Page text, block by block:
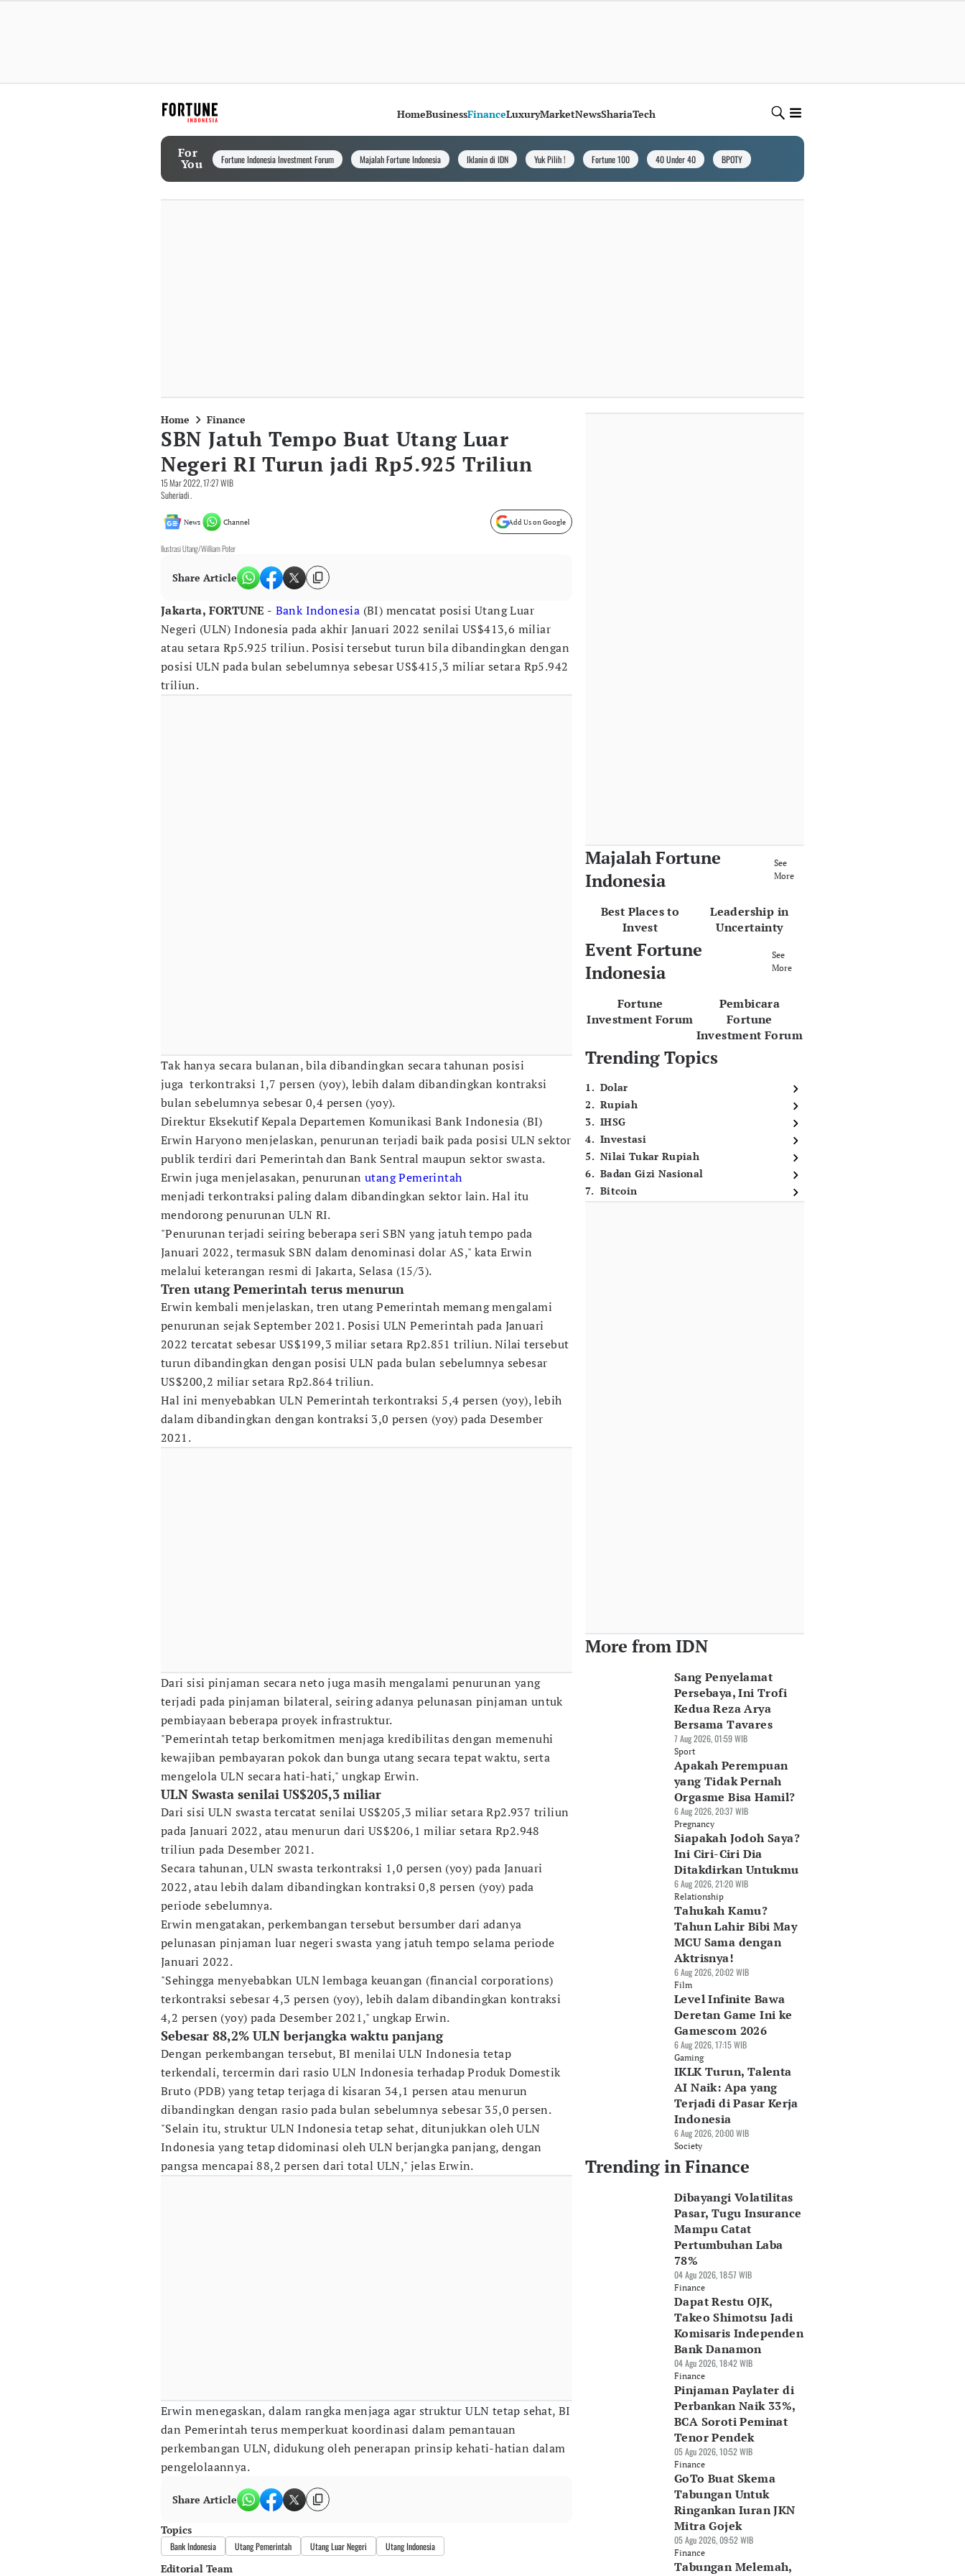
HomeBusinessFinanceLuxuryMarketNewsShariaTech
For
You Fortune Indonesia Investment Forum Majalah Fortune Indonesia Iklanin di IDN Yuk Pilih ! Fortune 100 40 Under 40 BPOTY
Home Finance
SBN Jatuh Tempo Buat Utang Luar
Negeri RI Turun jadi Rp5.925 Triliun
15 Mar 2022, 17:27 WIB
Suheriadi .
News Channel Add Us on Google
Ilustrasi Utang/William Poter
Share Article
Jakarta, FORTUNE - Bank Indonesia (BI) mencatat posisi Utang Luar
Negeri (ULN) Indonesia pada akhir Januari 2022 senilai US$413,6 miliar
atau setara Rp5.925 triliun. Posisi tersebut turun bila dibandingkan dengan
posisi ULN pada bulan sebelumnya sebesar US$415,3 miliar setara Rp5.942
triliun.
Tak hanya secara bulanan, bila dibandingkan secara tahunan posisi
juga terkontraksi 1,7 persen (yoy), lebih dalam dibandingkan kontraksi
bulan sebelumnya sebesar 0,4 persen (yoy).
Direktur Eksekutif Kepala Departemen Komunikasi Bank Indonesia (BI)
Erwin Haryono menjelaskan, penurunan terjadi baik pada posisi ULN sektor
publik terdiri dari Pemerintah dan Bank Sentral maupun sektor swasta.
Erwin juga menjelasakan, penurunan utang Pemerintah
menjadi terkontraksi paling dalam dibandingkan sektor lain. Hal itu
mendorong penurunan ULN RI.
"Penurunan terjadi seiring beberapa seri SBN yang jatuh tempo pada
Januari 2022, termasuk SBN dalam denominasi dolar AS," kata Erwin
melalui keterangan resmi di Jakarta, Selasa (15/3).
Tren utang Pemerintah terus menurun
Erwin kembali menjelaskan, tren utang Pemerintah memang mengalami
penurunan sejak September 2021. Posisi ULN Pemerintah pada Januari
2022 tercatat sebesar US$199,3 miliar setara Rp2.851 triliun. Nilai tersebut
turun dibandingkan dengan posisi ULN pada bulan sebelumnya sebesar
US$200,2 miliar setara Rp2.864 triliun.
Hal ini menyebabkan ULN Pemerintah terkontraksi 5,4 persen (yoy), lebih
dalam dibandingkan dengan kontraksi 3,0 persen (yoy) pada Desember
2021.
Dari sisi pinjaman secara neto juga masih mengalami penurunan yang
terjadi pada pinjaman bilateral, seiring adanya pelunasan pinjaman untuk
pembiayaan beberapa proyek infrastruktur.
"Pemerintah tetap berkomitmen menjaga kredibilitas dengan memenuhi
kewajiban pembayaran pokok dan bunga utang secara tepat waktu, serta
mengelola ULN secara hati-hati," ungkap Erwin.
ULN Swasta senilai US$205,3 miliar
Dari sisi ULN swasta tercatat senilai US$205,3 miliar setara Rp2.937 triliun
pada Januari 2022, atau menurun dari US$206,1 miliar setara Rp2.948
triliun pada Desember 2021.
Secara tahunan, ULN swasta terkontraksi 1,0 persen (yoy) pada Januari
2022, atau lebih dalam dibandingkan kontraksi 0,8 persen (yoy) pada
periode sebelumnya.
Erwin mengatakan, perkembangan tersebut bersumber dari adanya
pelunasan pinjaman luar negeri swasta yang jatuh tempo selama periode
Januari 2022.
"Sehingga menyebabkan ULN lembaga keuangan (financial corporations)
terkontraksi sebesar 4,3 persen (yoy), lebih dalam dibandingkan kontraksi
4,2 persen (yoy) pada Desember 2021," ungkap Erwin.
Sebesar 88,2% ULN berjangka waktu panjang
Dengan perkembangan tersebut, BI menilai ULN Indonesia tetap
terkendali, tercermin dari rasio ULN Indonesia terhadap Produk Domestik
Bruto (PDB) yang tetap terjaga di kisaran 34,1 persen atau menurun
dibandingkan dengan rasio pada bulan sebelumnya sebesar 35,0 persen.
"Selain itu, struktur ULN Indonesia tetap sehat, ditunjukkan oleh ULN
Indonesia yang tetap didominasi oleh ULN berjangka panjang, dengan
pangsa mencapai 88,2 persen dari total ULN," jelas Erwin.
Erwin menegaskan, dalam rangka menjaga agar struktur ULN tetap sehat, BI
dan Pemerintah terus memperkuat koordinasi dalam pemantauan
perkembangan ULN, didukung oleh penerapan prinsip kehati-hatian dalam
pengelolaannya.
Share Article
Topics
Bank Indonesia Utang Pemerintah Utang Luar Negeri Utang Indonesia
Editorial Team
Majalah Fortune
Indonesia
See
More
Best Places to
Invest
Leadership in
Uncertainty
Event Fortune
Indonesia
See
More
Fortune
Investment Forum
Pembicara
Fortune
Investment Forum
Trending Topics
1. Dolar
2. Rupiah
3. IHSG
4. Investasi
5. Nilai Tukar Rupiah
6. Badan Gizi Nasional
7. Bitcoin
More from IDN
Sang Penyelamat
Persebaya, Ini Trofi
Kedua Reza Arya
Bersama Tavares
7 Aug 2026, 01:59 WIB
Sport
Apakah Perempuan
yang Tidak Pernah
Orgasme Bisa Hamil?
6 Aug 2026, 20:37 WIB
Pregnancy
Siapakah Jodoh Saya?
Ini Ciri-Ciri Dia
Ditakdirkan Untukmu
6 Aug 2026, 21:20 WIB
Relationship
Tahukah Kamu?
Tahun Lahir Bibi May
MCU Sama dengan
Aktrisnya!
6 Aug 2026, 20:02 WIB
Film
Level Infinite Bawa
Deretan Game Ini ke
Gamescom 2026
6 Aug 2026, 17:15 WIB
Gaming
IKLK Turun, Talenta
AI Naik: Apa yang
Terjadi di Pasar Kerja
Indonesia
6 Aug 2026, 20:00 WIB
Society
Trending in Finance
Dibayangi Volatilitas
Pasar, Tugu Insurance
Mampu Catat
Pertumbuhan Laba
78%
04 Agu 2026, 18:57 WIB
Finance
Dapat Restu OJK,
Takeo Shimotsu Jadi
Komisaris Independen
Bank Danamon
04 Agu 2026, 18:42 WIB
Finance
Pinjaman Paylater di
Perbankan Naik 33%,
BCA Soroti Peminat
Tenor Pendek
05 Agu 2026, 10:52 WIB
Finance
GoTo Buat Skema
Tabungan Untuk
Ringankan Iuran JKN
Mitra Gojek
05 Agu 2026, 09:52 WIB
Finance
Tabungan Melemah,